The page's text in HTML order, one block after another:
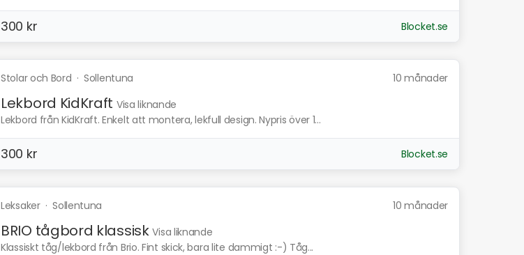
300 kr Blocket.se
Stolar och Bord · Sollentuna 10 månader
Lekbord KidKraft Visa liknande
Lekbord från KidKraft. Enkelt att montera, lekfull design. Nypris över 1...
300 kr Blocket.se
Leksaker·Sollentuna 10 månader
BRIO tågbord klassisk Visa liknande
Klassiskt tåg/lekbord från Brio. Fint skick, bara lite dammigt :-) Tåg...